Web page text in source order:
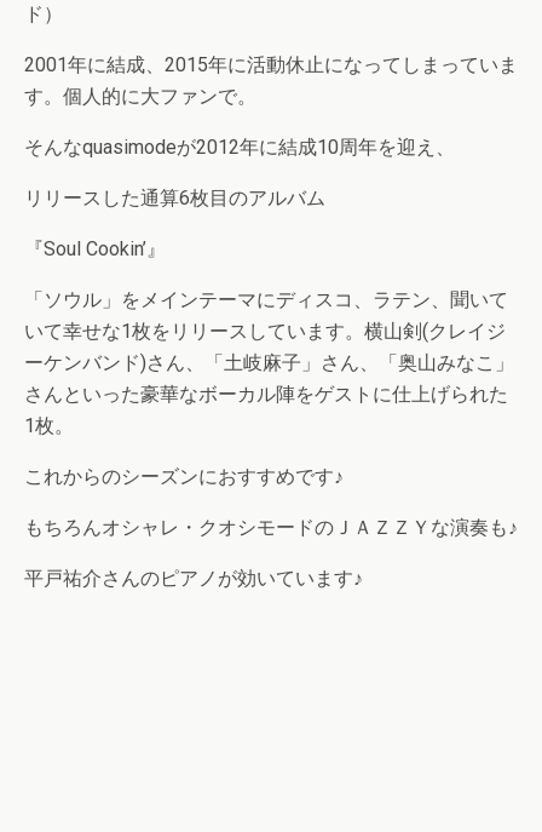
ド）
2001年に結成、2015年に活動休止になってしまっていま
す。個人的に大ファンで。
そんなquasimodeが2012年に結成10周年を迎え、
リリースした通算6枚目のアルバム
『Soul Cookin’』
「ソウル」をメインテーマにディスコ、ラテン、聞いて
いて幸せな1枚をリリースしています。横山剣(クレイジ
ーケンバンド)さん、「土岐麻子」さん、「奥山みなこ」
さんといった豪華なボーカル陣をゲストに仕上げられた
1枚。
これからのシーズンにおすすめです♪
もちろんオシャレ・クオシモードのＪＡＺＺＹな演奏も♪
平戸祐介さんのピアノが効いています♪